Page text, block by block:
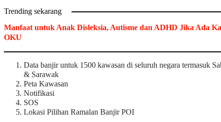
Trending sekarang
Manfaat untuk Anak Disleksia, Autisme dan ADHD Jika Ada
OKU
Data banjir untuk 1500 kawasan di seluruh negara termasuk
& Sarawak
Peta Kawasan
Notifikasi
SOS
Lokasi Pilihan Ramalan Banjir POI